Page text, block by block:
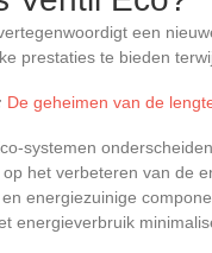
een
prestaties te bieden
De geheimen van de
systemen
het verbeteren van de
energiezuinige
energieverbruik